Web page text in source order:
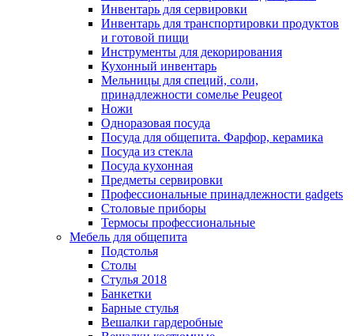
Инвентарь для сервировки
Инвентарь для транспортировки продуктов
и готовой пищи
Инструменты для декорирования
Кухонный инвентарь
Мельницы для специй, соли,
принадлежности сомелье Peugeot
Ножи
Одноразовая посуда
Посуда для общепита. Фарфор, керамика
Посуда из стекла
Посуда кухонная
Предметы сервировки
Профессиональные принадлежности gadgets
Столовые приборы
Термосы профессиональные
Мебель для общепита
Подстолья
Столы
Стулья 2018
Банкетки
Барные стулья
Вешалки гардеробные